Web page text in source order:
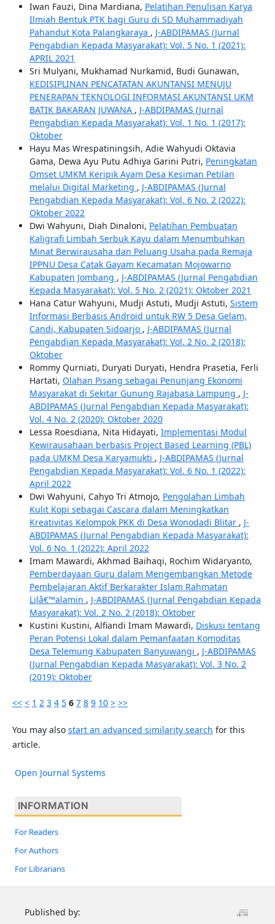
Iwan Fauzi, Dina Mardiana, Pelatihan Penulisan Karya
Ilmiah Bentuk PTK bagi Guru di SD Muhammadiyah
Pahandut Kota Palangkaraya , J-ABDIPAMAS (Jurnal
Pengabdian Kepada Masyarakat): Vol. 5 No. 1 (2021):
APRIL 2021
Sri Mulyani, Mukhamad Nurkamid, Budi Gunawan,
KEDISIPLINAN PENCATATAN AKUNTANSI MENUJU
PENERAPAN TEKNOLOGI INFORMASI AKUNTANSI UKM
BATIK BAKARAN JUWANA , J-ABDIPAMAS (Jurnal
Pengabdian Kepada Masyarakat): Vol. 1 No. 1 (2017):
Oktober
Hayu Mas Wrespatiningsih, Adie Wahyudi Oktavia
Gama, Dewa Ayu Putu Adhiya Garini Putri, Peningkatan
Omset UMKM Keripik Ayam Desa Kesiman Petilan
melalui Digital Marketing , J-ABDIPAMAS (Jurnal
Pengabdian Kepada Masyarakat): Vol. 6 No. 2 (2022):
Oktober 2022
Dwi Wahyuni, Diah Dinaloni, Pelatihan Pembuatan
Kaligrafi Limbah Serbuk Kayu dalam Menumbuhkan
Minat Berwirausaha dan Peluang Usaha pada Remaja
IPPNU Desa Catak Gayam Kecamatan Mojowarno
Kabupaten Jombang , J-ABDIPAMAS (Jurnal Pengabdian
Kepada Masyarakat): Vol. 5 No. 2 (2021): Oktober 2021
Hana Catur Wahyuni, Mudji Astuti, Mudji Astuti, Sistem
Informasi Berbasis Android untuk RW 5 Desa Gelam,
Candi, Kabupaten Sidoarjo , J-ABDIPAMAS (Jurnal
Pengabdian Kepada Masyarakat): Vol. 2 No. 2 (2018):
Oktober
Rommy Qurniati, Duryati Duryati, Hendra Prasetia, Ferli
Hartati, Olahan Pisang sebagai Penunjang Ekonomi
Masyarakat di Sekitar Gunung Rajabasa Lampung , J-
ABDIPAMAS (Jurnal Pengabdian Kepada Masyarakat):
Vol. 4 No. 2 (2020): Oktober 2020
Lessa Roesdiana, Nita Hidayati, Implementasi Modul
Kewirausahaan berbasis Project Based Learning (PBL)
pada UMKM Desa Karyamukti , J-ABDIPAMAS (Jurnal
Pengabdian Kepada Masyarakat): Vol. 6 No. 1 (2022):
April 2022
Dwi Wahyuni, Cahyo Tri Atmojo, Pengolahan Limbah
Kulit Kopi sebagai Cascara dalam Meningkatkan
Kreativitas Kelompok PKK di Desa Wonodadi Blitar , J-
ABDIPAMAS (Jurnal Pengabdian Kepada Masyarakat):
Vol. 6 No. 1 (2022): April 2022
Imam Mawardi, Akhmad Baihaqi, Rochim Widaryanto,
Pemberdayaan Guru dalam Mengembangkan Metode
Pembelajaran Aktif Berkarakter Islam Rahmatan
Lilâ€™alamin , J-ABDIPAMAS (Jurnal Pengabdian Kepada
Masyarakat): Vol. 2 No. 2 (2018): Oktober
Kustini Kustini, Alfiandi Imam Mawardi, Diskusi tentang
Peran Potensi Lokal dalam Pemanfaatan Komoditas
Desa Telemung Kabupaten Banyuwangi , J-ABDIPAMAS
(Jurnal Pengabdian Kepada Masyarakat): Vol. 3 No. 2
(2019): Oktober
<< < 1 2 3 4 5 6 7 8 9 10 > >>
You may also start an advanced similarity search for this
article.
Open Journal Systems
INFORMATION
For Readers
For Authors
For Librarians
Published by: